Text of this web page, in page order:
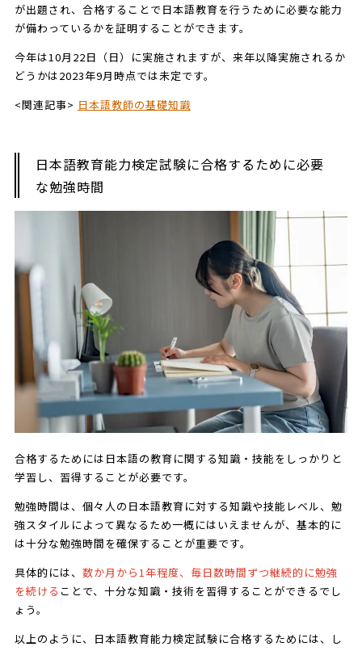
が出題され、合格することで日本語教育を行うために必要な能力
が備わっているかを証明することができます。
今年は10月22日（日）に実施されますが、来年以降実施されるか
どうかは2023年9月時点では未定です。
<関連記事> 日本語教師の基礎知識
日本語教育能力検定試験に合格するために必要
な勉強時間
合格するためには日本語の教育に関する知識・技能をしっかりと
学習し、習得することが必要です。
勉強時間は、個々人の日本語教育に対する知識や技能レベル、勉
強スタイルによって異なるため一概にはいえませんが、基本的に
は十分な勉強時間を確保することが重要です。
具体的には、 数か月から1年程度、毎日数時間ずつ継続的に勉強
を続ける ことで、十分な知識・技術を習得することができるでし
ょう。
以上のように、日本語教育能力検定試験に合格するためには、し